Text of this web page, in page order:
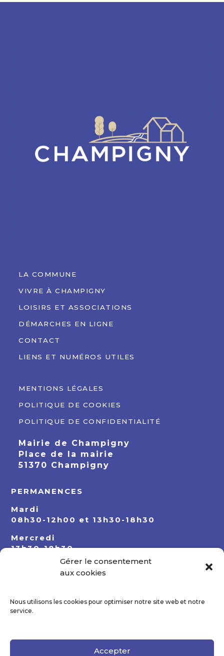
Gérer le consentement
aux cookies
Nous utilisons les cookies pour optimiser notre site web et notre
service.
Accepter
LA COMMUNE
VIVRE À CHAMPIGNY
LOISIRS ET ASSOCIATIONS
DÉMARCHES EN LIGNE
CONTACT
LIENS ET NUMÉROS UTILES
MENTIONS LÉGALES
POLITIQUE DE COOKIES
POLITIQUE DE CONFIDENTIALITÉ
Mairie de Champigny
Place de la mairie
51370 Champigny
PERMANENCES
Mardi
08h30-12h00 et 13h30-18h30
Mercredi
13h30-18h30
08h30-12h00 et 13h30-18h30